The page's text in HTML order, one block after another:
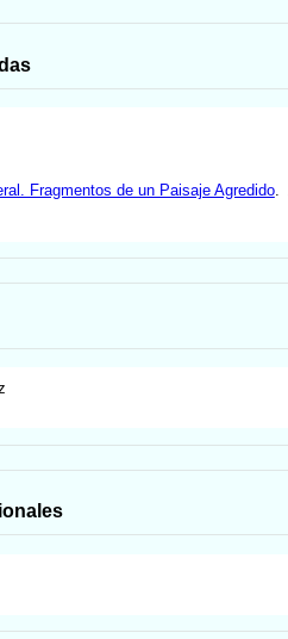
Fragmentos de un Paisaje Agredido.